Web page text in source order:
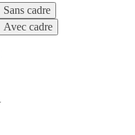
Sans cadre
Avec cadre